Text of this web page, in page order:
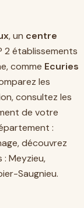
, un centre
2 établissements
comme Ecuries
les
consultez les
de votre
:
découvrez
: Meyzieu,
Saugnieu.